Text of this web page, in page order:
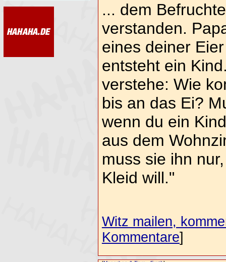
... dem
verstanden.
eines deiner
entsteht ein
verstehe: Wie
bis an das Ei?
wenn du ein
aus dem
muss sie ihn
Kleid will."
Witz mailen,
Kommentare]